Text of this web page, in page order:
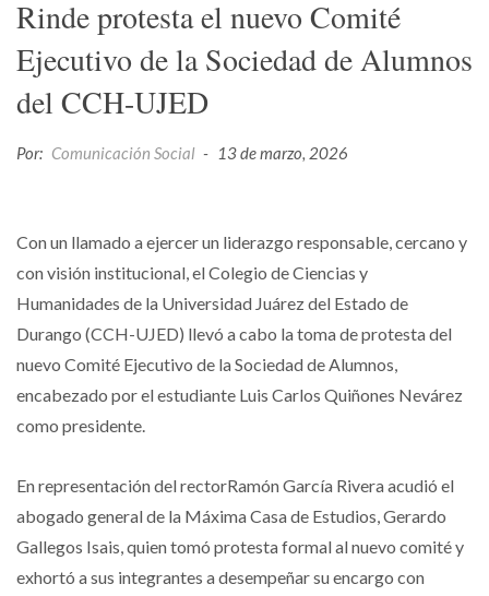
Rinde protesta el nuevo Comité
Ejecutivo de la Sociedad de Alumnos
del CCH-UJED
Por: Comunicación Social - 13 de marzo, 2026
Con un llamado a ejercer un liderazgo responsable, cercano y
con visión institucional, el Colegio de Ciencias y
Humanidades de la Universidad Juárez del Estado de
Durango (CCH-UJED) llevó a cabo la toma de protesta del
nuevo Comité Ejecutivo de la Sociedad de Alumnos,
encabezado por el estudiante Luis Carlos Quiñones Nevárez
como presidente.
En representación del rectorRamón García Rivera acudió el
abogado general de la Máxima Casa de Estudios, Gerardo
Gallegos Isais, quien tomó protesta formal al nuevo comité y
exhortó a sus integrantes a desempeñar su encargo con